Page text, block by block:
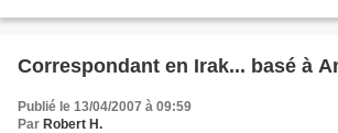
Correspondant en Irak... basé à
Publié le 13/04/2007 à 09:59
Par Robert H.